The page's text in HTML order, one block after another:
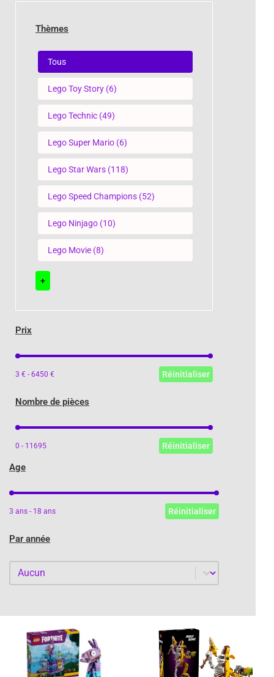
Thèmes
Thèmes
Tous
Lego Toy Story (6)
Lego Technic (49)
Lego Super Mario (6)
Lego Star Wars (118)
Lego Speed Champions (52)
Lego Ninjago (10)
Lego Movie (8)
+
Prix
Prix
3 € - 6450 € Réinitialiser
Nombre de pièces
Nombre de pièces
0 - 11695 Réinitialiser
Age
Age
3 ans - 18 ans Réinitialiser
Par année
Par année
Par année